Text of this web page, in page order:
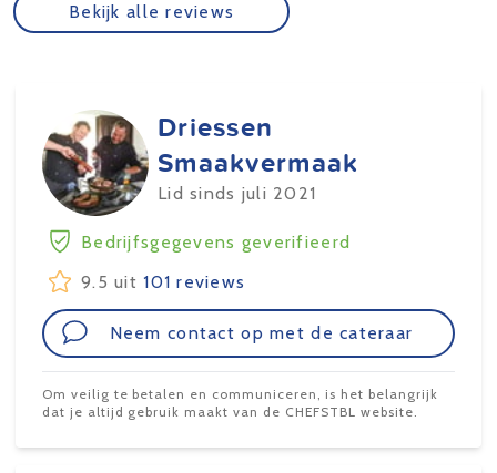
Bekijk alle reviews
Driessen
Smaakvermaak
Lid sinds juli 2021
Bedrijfsgegevens geverifieerd
9.5 uit101 reviews
Neem contact op met de cateraar
Om veilig te betalen en communiceren, is het belangrijk
dat je altijd gebruik maakt van de CHEFSTBL website.